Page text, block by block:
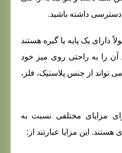
دسترسی داشته باشید.
دارای یک پایه یا گیره هستند
را به راحتی روی میز خود
می تواند از جنس پلاستیک، فلز،
مزایای مختلفی نسبت به
این مزایا عبارتند از: